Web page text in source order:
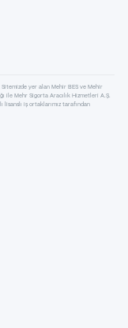
yer alan Mehir BES ve Mehir
ile Mehr Sigorta Aracılık Hizmetleri A.Ş.
lisanslı iş ortaklarımız tarafından